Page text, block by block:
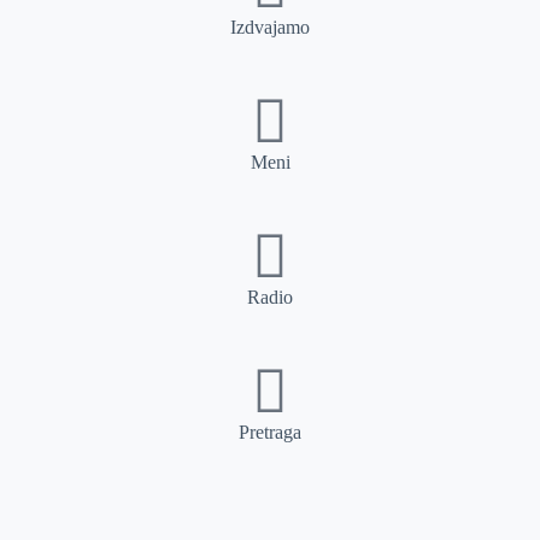
Izdvajamo
Meni
Radio
Pretraga